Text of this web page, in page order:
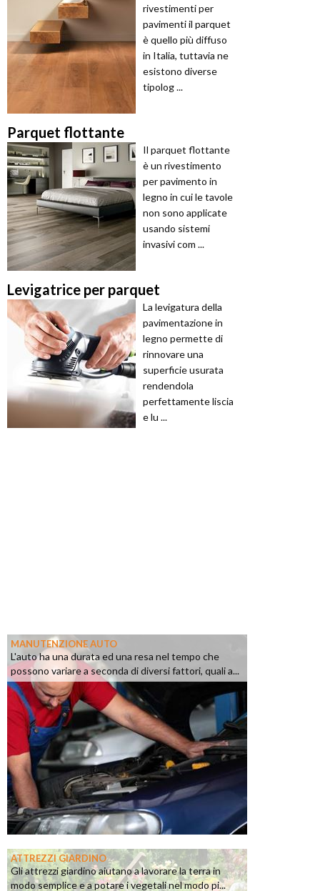
rivestimenti per
pavimenti il parquet
è quello più diffuso
in Italia, tuttavia ne
esistono diverse
tipolog ...
Parquet flottante
Il parquet flottante
è un rivestimento
per pavimento in
legno in cui le tavole
non sono applicate
usando sistemi
invasivi com ...
Levigatrice per parquet
La levigatura della
pavimentazione in
legno permette di
rinnovare una
superficie usurata
rendendola
perfettamente liscia
e lu ...
MANUTENZIONE AUTO
L'auto ha una durata ed una resa nel tempo che
possono variare a seconda di diversi fattori, quali a...
ATTREZZI GIARDINO
Gli attrezzi giardino aiutano a lavorare la terra in
modo semplice e a potare i vegetali nel modo pi...